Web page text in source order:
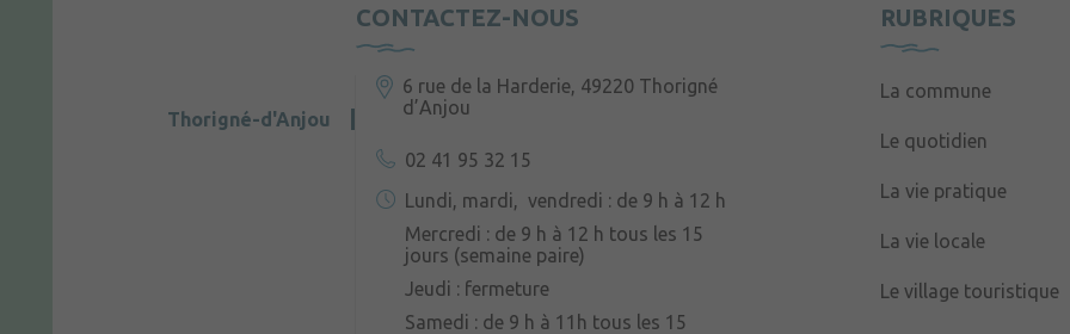
CONTACTEZ-NOUS
Thorigné-d'Anjou
6 rue de la Harderie, 49220 Thorigné
d’Anjou
02 41 95 32 15
Lundi, mardi, vendredi : de 9 h à 12 h
Mercredi : de 9 h à 12 h tous les 15
jours (semaine paire)
Jeudi : fermeture
Samedi : de 9 h à 11h tous les 15
RUBRIQUES
La commune
Le quotidien
La vie pratique
La vie locale
Le village touristique